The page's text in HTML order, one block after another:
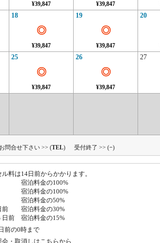
¥39,847 ¥39,847
18
◎
¥39,847
19
◎
¥39,847
20
25
◎
¥39,847
26
◎
¥39,847
27
問合せ下さい >> (TEL) 受付終了 >> (−)
料は14日前からかかります。
泊料金の100%
泊料金の100%
泊料金の50%
前 宿泊料金の30%
日前 宿泊料金の15%
前の0時まで
会・取消しはこちらから